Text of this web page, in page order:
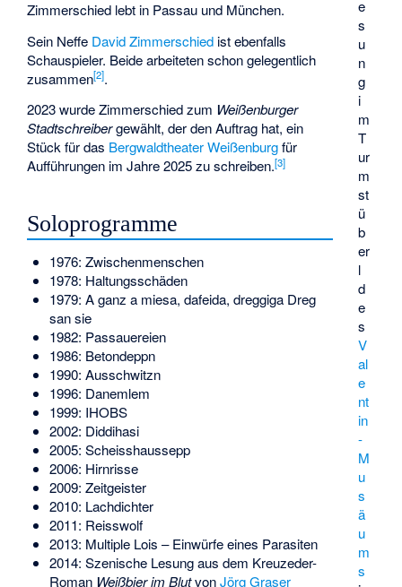
e
s
u
n
g
i
m
T
ur
m
st
ü
b
er
l
d
e
s
V
al
e
nt
in
-
M
u
s
ä
u
m
s
Zimmerschied lebt in Passau und München.
Sein Neffe David Zimmerschied ist ebenfalls
Schauspieler. Beide arbeiteten schon gelegentlich
zusammen[2].
2023 wurde Zimmerschied zum Weißenburger
Stadtschreibergewählt, der den Auftrag hat, ein
Stück für das Bergwaldtheater Weißenburgfür
Aufführungen im Jahre 2025 zu schreiben.[3]
Soloprogramme
1976: Zwischenmenschen
1978: Haltungsschäden
1979: A ganz a miesa, dafeida, dreggiga Dreg
san sie
1982: Passauereien
1986: Betondeppn
1990: Ausschwitzn
1996: Danemlem
1999: IHOBS
2002: Diddihasi
2005: Scheisshaussepp
2006: Hirnrisse
2009: Zeitgeister
2010: Lachdichter
2011: Reisswolf
2013: Multiple Lois – Einwürfe eines Parasiten
2014: Szenische Lesung aus dem Kreuzeder-
Roman Weißbier im BlutvonJörg Graser